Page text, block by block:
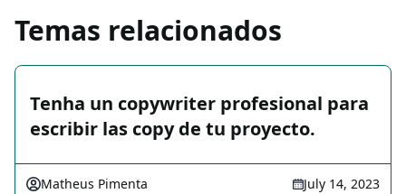
Temas relacionados
Tenha un copywriter profesional para
escribir las copy de tu proyecto.
Matheus Pimenta July 14, 2023